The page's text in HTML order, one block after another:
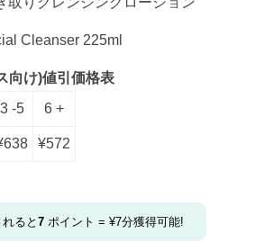
Cleanser 225ml
向け)値引価格表
3 -5 6 +
638 ¥572
ると 7 ポイント = ¥7分獲得可能!